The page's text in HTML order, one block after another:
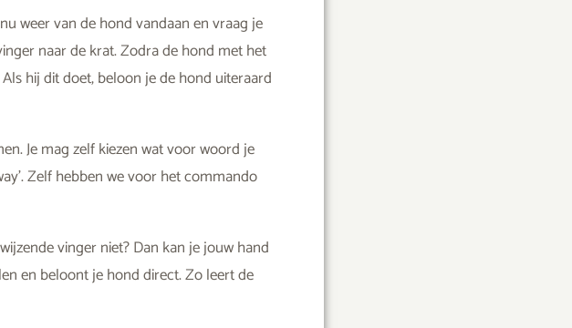
weer van de hond vandaan en vraag je
naar de krat. Zodra de hond met het
hij dit doet, beloon je de hond uiteraard
Je mag zelf kiezen wat voor woord je
Zelf hebben we voor het commando
vinger niet? Dan kan je jouw hand
en beloont je hond direct. Zo leert de